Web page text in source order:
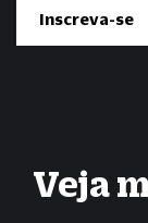
Veja